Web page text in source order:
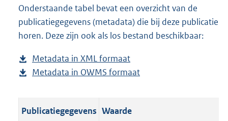
l
o
a
p
u
l
a
n
d
g
r
o
Onderstaande tabel bevat een overzicht van de
publicatiegegevens (metadata) die bij deze publicatie
horen. Deze zijn ook als los bestand beschikbaar:
Metadata in XML formaat
e
a
Metadata in OWMS formaat
Publicatiegegevens Waarde